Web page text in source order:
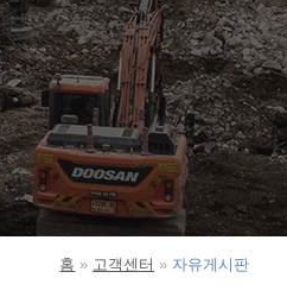
홈 고객센터 자유게시판